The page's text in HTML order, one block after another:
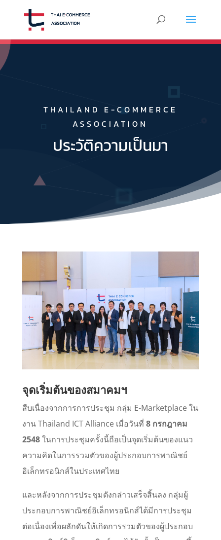
THAILAND E-COMMERCE
ASSOCIATION
ประวัติความเป็นมา
จุดเริ่มต้นของสมาคมฯ
สืบเนื่องจากการการประชุม กลุ่ม E-Marketplace ใน
งาน Thailand ICT Alliance เมื่อวันที่ 8 กรกฎาคม
2548ในการประชุมครั้งนี้ถือเป็นจุดเริ่มต้นของแนว
ความคิดในการรวมตัวของผู้ประกอบการพาณิชย์
อิเล็กทรอนิกส์ในประเทศไทย
และหลังจากการประชุมดังกล่าวเสร็จสิ้นลง กลุ่มผู้
ประกอบการพาณิชย์อิเล็กทรอนิกส์ได้มีการประชุม
ต่อเนื่องเพื่อผลักดันให้เกิดการรวมตัวของผู้ประกอบ